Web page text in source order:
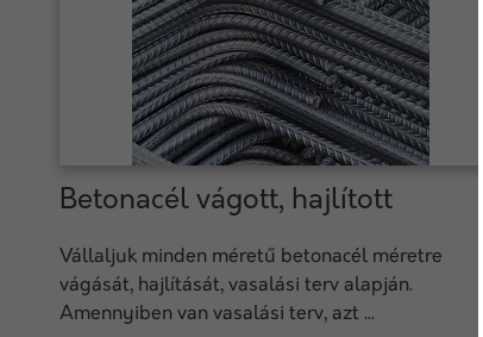
Betonacél vágott, hajlított
Vállaljuk minden méretű betonacél méretre
vágását, hajlítását, vasalási terv alapján.
Amennyiben van vasalási terv, azt ...